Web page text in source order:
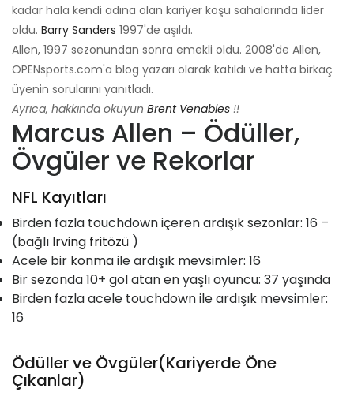
kadar hala kendi adına olan kariyer koşu sahalarında lider
oldu. Barry Sanders 1997'de aşıldı.
Allen, 1997 sezonundan sonra emekli oldu. 2008'de Allen,
OPENsports.com'a blog yazarı olarak katıldı ve hatta birkaç
üyenin sorularını yanıtladı.
Ayrıca, hakkında okuyun Brent Venables !!
Marcus Allen – Ödüller,
Övgüler ve Rekorlar
NFL Kayıtları
Birden fazla touchdown içeren ardışık sezonlar: 16 –
(bağlı Irving fritözü )
Acele bir konma ile ardışık mevsimler: 16
Bir sezonda 10+ gol atan en yaşlı oyuncu: 37 yaşında
Birden fazla acele touchdown ile ardışık mevsimler:
16
Ödüller ve Övgüler(Kariyerde Öne
Çıkanlar)